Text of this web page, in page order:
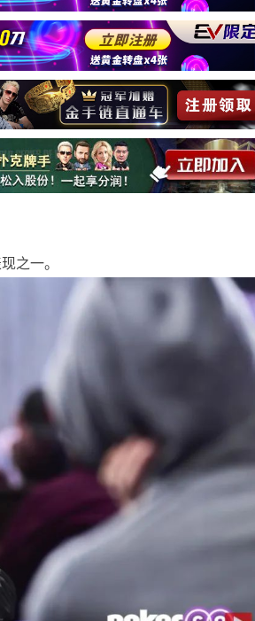
之一。